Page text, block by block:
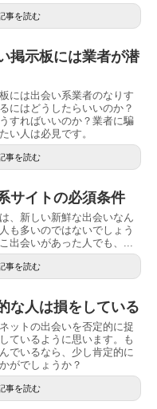
事を読む
掲示板には業者が潜
には出会い系業者のなりす
にはどうしたらいいのか？
すればいいのか？業者に騙
い人は必見です。
事を読む
サイトの必須条件
、新しい新鮮な出会いなん
も多いのではないでしょう
出会いがあった人でも、...
事を読む
な人は損をしている
ットの出会いを否定的に捉
ているように思います。も
でいるなら、少し肯定的に
がでしょうか？
事を読む